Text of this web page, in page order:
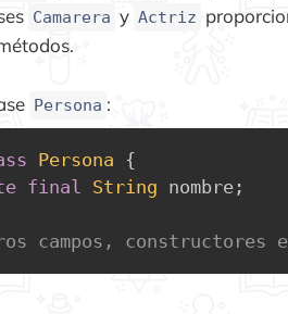
Camarera y Actriz
Persona :
Persona {
final String nombre ;
campos, constructores